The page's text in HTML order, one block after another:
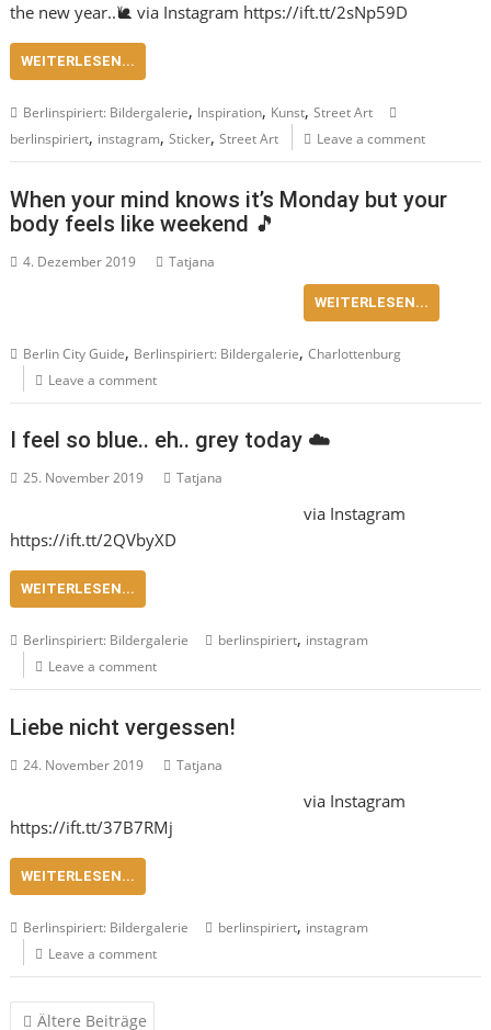
the new year..🐌 via Instagram https://ift.tt/2sNp59D
WEITERLESEN...
Berlinspiriert: Bildergalerie, Inspiration, Kunst,Street Art
berlinspiriert, instagram,Sticker,Street Art Leave a comment
When your mind knows it’s Monday but your
body feels like weekend 🎵
4. Dezember 2019 Tatjana
WEITERLESEN...
Berlin City Guide, Berlinspiriert: Bildergalerie,Charlottenburg
Leave a comment
I feel so blue.. eh.. grey today ☁️
25. November 2019 Tatjana
via Instagram
https://ift.tt/2QVbyXD
WEITERLESEN...
Berlinspiriert: Bildergalerie berlinspiriert, instagram
Leave a comment
Liebe nicht vergessen!
24. November 2019 Tatjana
via Instagram
https://ift.tt/37B7RMj
WEITERLESEN...
Berlinspiriert: Bildergalerie berlinspiriert, instagram
Leave a comment
Beitragsnavigation
Ältere Beiträge